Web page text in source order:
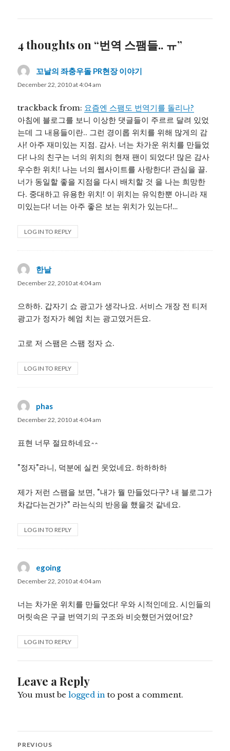
4 thoughts on “번역 스팸들.. ㅠ”
꼬날의 좌충우돌 PR현장 이야기
December 22, 2010 at 4:04 am
trackback from: 요즘엔 스팸도 번역기를 돌리나?
아침에 블로그를 보니 이상한 댓글들이 주르르 달려 있었
는데 그 내용들이란.. 그런 경이롭 위치를 위해 많게의 감
사! 아주 재미있는 지점. 감사. 너는 차가운 위치를 만들었
다! 나의 친구는 너의 위치의 현재 팬이 되었다! 많은 감사
우수한 위치! 나는 너의 웹사이트를 사랑한다! 관심을 끌.
너가 동일할 좋을 지점을 다시 배치할 것 을 나는 희망한
다. 중대하고 유용한 위치! 이 위치는 유익한뿐 아니라 재
미있는다! 너는 아주 좋은 보는 위치가 있는다!…
LOG IN TO REPLY
한날says:
December 22, 2010 at 4:04 am
으하하. 갑자기 쇼 광고가 생각나요. 서비스 개장 전 티저
광고가 정자가 헤엄 치는 광고였거든요.
고로 저 스팸은 스팸 정자 쇼.
LOG IN TO REPLY
phas
December 22, 2010 at 4:04 am
표현 너무 절묘하네요^^
"정자"라니, 덕분에 실컨 웃었네요. 하하하하
제가 저런 스팸을 보면, "내가 뭘 만들었다구? 내 블로그가
차갑다는건가?" 라는식의 반응을 했을것 같네요.
LOG IN TO REPLY
egoing
December 22, 2010 at 4:04 am
너는 차가운 위치를 만들었다! 우와 시적인데요. 시인들의
머릿속은 구글 번역기의 구조와 비슷했던거였어!요?
LOG IN TO REPLY
Leave a Reply
You must belogged in to post a comment.
Post
PREVIOUS